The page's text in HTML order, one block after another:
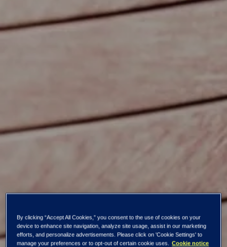
By clicking “Accept All Cookies,” you consent to the use of cookies on your
device to enhance site navigation, analyze site usage, assist in our marketing
efforts, and personalize advertisements. Please click on 'Cookie Settings' to
manage your preferences or to opt-out of certain cookie uses. Cookie notice